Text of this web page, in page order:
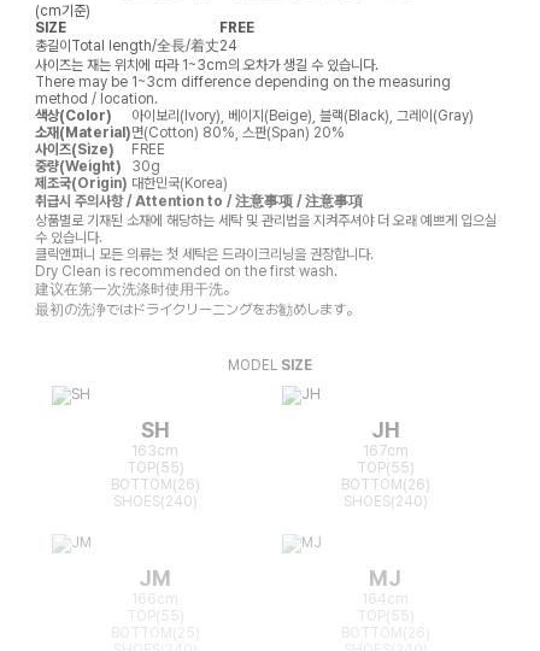
(cm기준)
SIZE
FREE
총길이Total length/全長/着丈24
사이즈는 재는 위치에 따라 1~3cm의 오차가 생길 수 있습니다.
There may be 1~3cm difference depending on the measuring
method / location.
색상(Color)
아이보리(Ivory), 베이지(Beige), 블랙(Black), 그레이(Gray)
소재(Material)면(Cotton) 80%, 스판(Span) 20%
사이즈(Size)
FREE
중량(Weight)
30g
제조국(Origin) 대한민국(Korea)
취급시 주의사항 / Attention to / 注意事项 / 注意事項
상품별로 기재된 소재에 해당하는 세탁 및 관리법을 지켜주셔야 더 오래 예쁘게 입으실
수 있습니다.
클릭앤퍼니 모든 의류는 첫 세탁은 드라이크리닝을 권장합니다.
Dry Clean is recommended on the first wash.
建议在第一次洗涤时使用干洗。
最初の洗浄ではドライクリーニングをお勧めします。
MODEL SIZE
SH
163cm
TOP(55)
BOTTOM(26)
SHOES(240)
JH
167cm
TOP(55)
BOTTOM(26)
SHOES(240)
JM
166cm
TOP(55)
BOTTOM(25)
MJ
164cm
TOP(55)
BOTTOM(26)